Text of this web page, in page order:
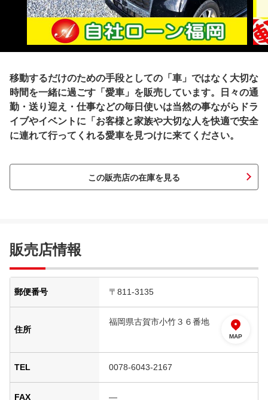
移動するだけのための手段としての「車」ではなく大切な
時間を一緒に過ごす「愛車」を販売しています。日々の通
勤・送り迎え・仕事などの毎日使いは当然の事ながらドラ
イブやイベントに「お客様と家族や大切な人を快適で安全
に連れて行ってくれる愛車を見つけに来てください。
この販売店の在庫を見る
販売店情報
郵便番号 〒811-3135
住所
福岡県古賀市小竹３６番地
MAP
TEL 0078-6043-2167
FAX ―